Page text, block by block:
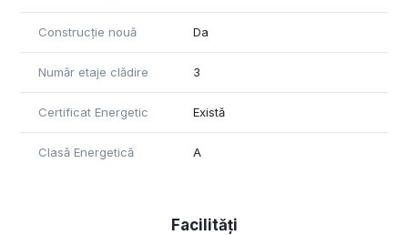
Construcție nouă Da
Număr etaje clădire 3
Certificat Energetic Există
Clasă Energetică A
Facilități